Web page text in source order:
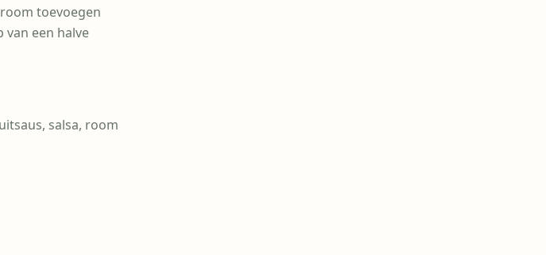
toevoegen
van een halve
salsa, room